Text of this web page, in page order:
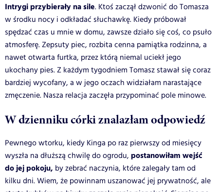
Intrygi przybierały na sile. Ktoś zaczął dzwonić do Tomasza
w środku nocy i odkładać słuchawkę. Kiedy próbował
spędzać czas u mnie w domu, zawsze działo się coś, co psuło
atmosferę. Zepsuty piec, rozbita cenna pamiątka rodzinna, a
nawet otwarta furtka, przez którą niemal uciekł jego
ukochany pies. Z każdym tygodniem Tomasz stawał się coraz
bardziej wycofany, a w jego oczach widziałam narastające
zmęczenie. Nasza relacja zaczęła przypominać pole minowe.
W dzienniku córki znalazłam odpowiedź
Pewnego wtorku, kiedy Kinga po raz pierwszy od miesięcy
wyszła na dłuższą chwilę do ogrodu, postanowiłam wejść
do jej pokoju, by zebrać naczynia, które zalegały tam od
kilku dni. Wiem, że powinnam uszanować jej prywatność, ale